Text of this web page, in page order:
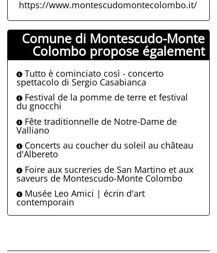
https://www.montescudomontecolombo.it/
Comune di Montescudo-Monte
Colombo propose également
Tutto è cominciato così - concerto
spettacolo di Sergio Casabianca
Festival de la pomme de terre et festival
du gnocchi
Fête traditionnelle de Notre-Dame de
Valliano
Concerts au coucher du soleil au château
d'Albereto
Foire aux sucreries de San Martino et aux
saveurs de Montescudo-Monte Colombo
Musée Leo Amici | écrin d'art
contemporain